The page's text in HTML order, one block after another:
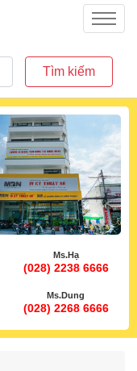
Menu
Tìm kiếm
Ms.Hạ
(028) 2238 6666
Ms.Dung
(028) 2268 6666